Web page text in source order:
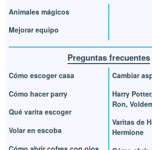
Animales mágicos
Mejorar equipo
Preguntas frecuentes
Cómo escoger casa
Cómo hacer parry
Qué varita escoger
Volar en escoba
Cambiar
Harry
Ron,
Varitas de
Hermione